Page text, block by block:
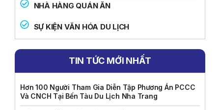
NHÀ HÀNG QUÁN ĂN
SỰ KIỆN VĂN HÓA DU LỊCH
TIN TỨC MỚI NHẤT
Hơn 100 Người Tham Gia Diễn Tập Phương Án PCCC
Và CNCH Tại Bến Tàu Du Lịch Nha Trang